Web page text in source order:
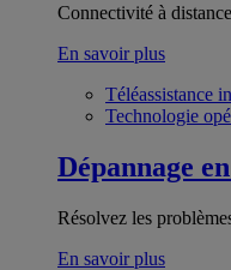
Connectivité à
En savoir plus
Téléassistance
Technologie
Dépannage
Résolvez les
En savoir plus